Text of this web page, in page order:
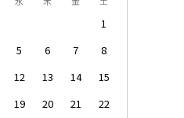
1
5 6 7
8
12 13 14
15
19 20 21
22